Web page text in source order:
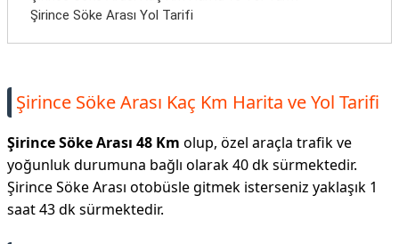
Şirince Söke Arası Yol Tarifi
Şirince Söke Arası Kaç Km Harita ve Yol Tarifi
Şirince Söke Arası 48 Km olup, özel araçla trafik ve
yoğunluk durumuna bağlı olarak 40 dk sürmektedir.
Şirince Söke Arası otobüsle gitmek isterseniz yaklaşık 1
saat 43 dk sürmektedir.